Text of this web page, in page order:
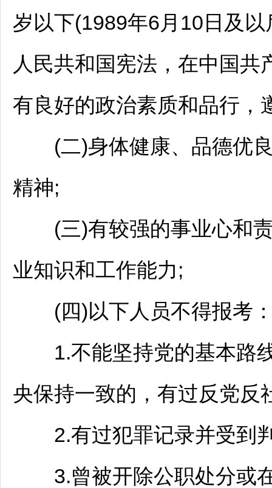
岁以下(1989年6月10日及
人民共和国宪法，在中国
有良好的政治素质和品行，
(二)身体健康、品德优良
精神;
(三)有较强的事业心和责
业知识和工作能力;
(四)以下人员不得报考
1.不能坚持党的基本路线
央保持一致的，有过反党反
2.有过犯罪记录并受到
3.曾被开除公职处分或